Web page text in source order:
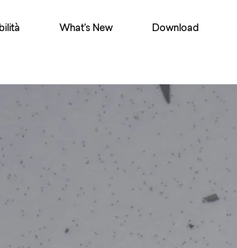
What's New Download